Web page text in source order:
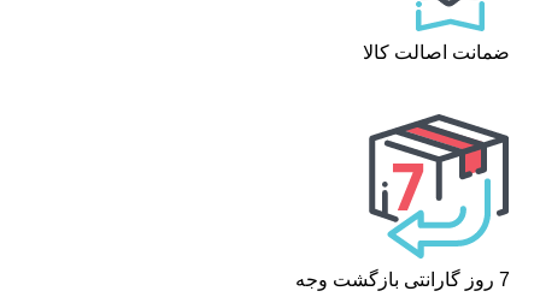
ضمانت اصالت کالا
7 روز گارانتی بازگشت وجه